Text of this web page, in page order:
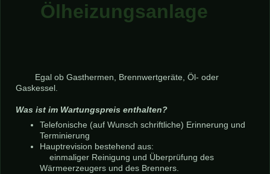
Ölheizungsanlage
Egal ob Gasthermen, Brennwertgeräte, Öl- oder
Gaskessel.
Was ist im Wartungspreis enthalten?
Telefonische (auf Wunsch schriftliche) Erinnerung und
Terminierung
Hauptrevision bestehend aus:
einmaliger Reinigung und Überprüfung des
Wärmeerzeugers und des Brenners.